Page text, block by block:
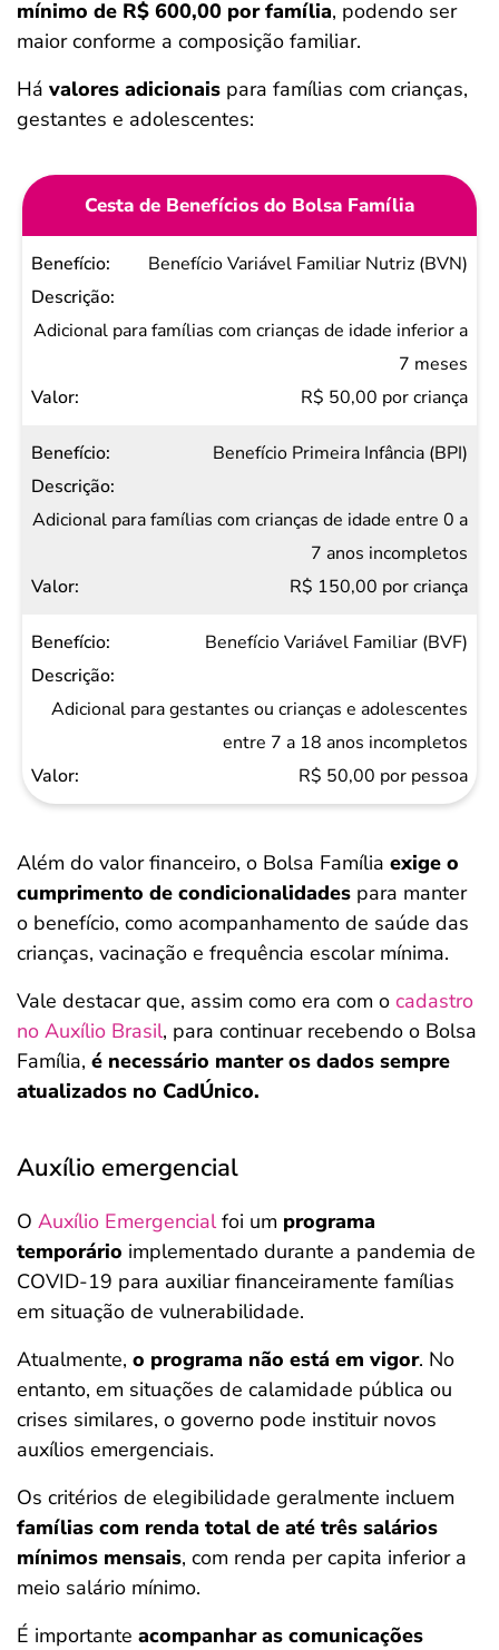
mínimo de R$ 600,00 por família, podendo ser
maior conforme a composição familiar.
Há valores adicionais para famílias com crianças,
gestantes e adolescentes:
Cesta de Benefícios do Bolsa Família
Benefício
Descrição
Valor
Benefício Variável Familiar Nutriz (BVN)
Adicional para famílias com crianças de idade inferior a
7 meses
R$ 50,00 por criança
Benefício Primeira Infância (BPI)
Adicional para famílias com crianças de idade entre 0 a
7 anos incompletos
R$ 150,00 por criança
Benefício Variável Familiar (BVF)
Adicional para gestantes ou crianças e adolescentes
entre 7 a 18 anos incompletos
R$ 50,00 por pessoa
Além do valor financeiro, o Bolsa Família exige o
cumprimento de condicionalidades para manter
o benefício, como acompanhamento de saúde das
crianças, vacinação e frequência escolar mínima.
Vale destacar que, assim como era com o cadastro
no Auxílio Brasil, para continuar recebendo o Bolsa
Família, é necessário manter os dados sempre
atualizados no CadÚnico.
Auxílio emergencial
O Auxílio Emergencialfoi um programa
temporário implementado durante a pandemia de
COVID-19 para auxiliar financeiramente famílias
em situação de vulnerabilidade.
Atualmente, o programa não está em vigor. No
entanto, em situações de calamidade pública ou
crises similares, o governo pode instituir novos
auxílios emergenciais.
Os critérios de elegibilidade geralmente incluem
famílias com renda total de até três salários
mínimos mensais, com renda per capita inferior a
meio salário mínimo.
É importante acompanhar as comunicações